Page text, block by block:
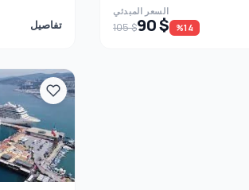
تفاصيل
السعر المبدئي
105 $90 $ %14